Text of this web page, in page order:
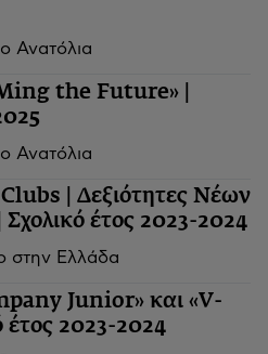
Ανατόλια
the Future» |
Ανατόλια
| Δεξιότητες Νέων
έτος 2023-2024
στην Ελλάδα
Junior» και «V-
έτος 2023-2024